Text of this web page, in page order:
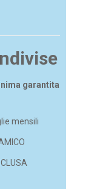
garantita
mensili